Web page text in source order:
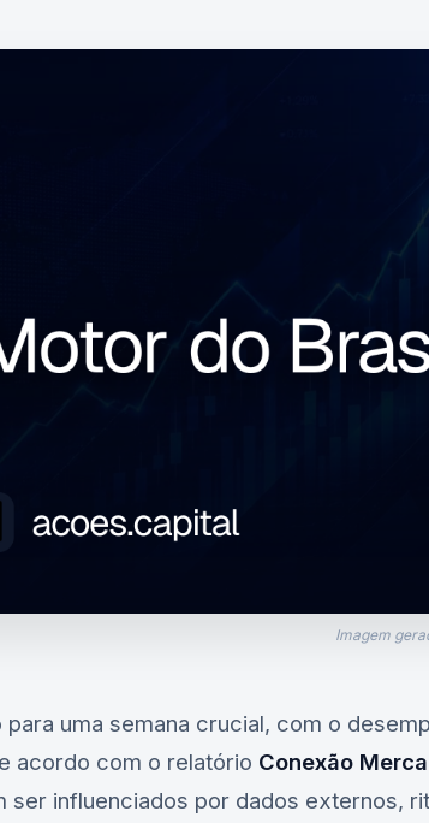
Imagem
uma semana crucial, com o
acordo com o relatório Conexão
ser influenciados por dados externos,